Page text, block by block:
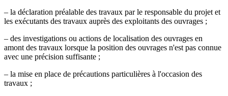
– la déclaration préalable des travaux par le responsable du projet et
les exécutants des travaux auprès des exploitants des ouvrages ;
– des investigations ou actions de localisation des ouvrages en
amont des travaux lorsque la position des ouvrages n'est pas connue
avec une précision suffisante ;
– la mise en place de précautions particulières à l'occasion des
travaux ;